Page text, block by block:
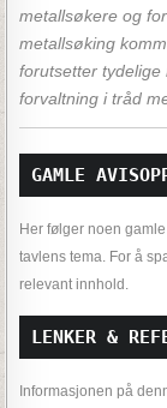
metallsøkere og
metallsøking
forutsetter
forvaltning i tråd
GAMLE
Her følger noen
tavlens tema. For å
relevant innhold.
LENKER &
Informasjonen på